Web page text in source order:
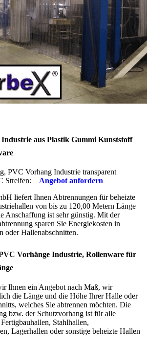
aus Plastik Gummi Kunststoff
PVC Vorhang Industrie transparent
Streifen:
Angebot anfordern
liefert Ihnen Abtrennungen für beheizte
von bis zu 120,00 Metern Länge
Anschaffung ist sehr günstig. Mit der
sparen Sie Energiekosten in
oder Hallenabschnitten.
Vorhänge Industrie, Rollenware für
Ihnen ein Angebot nach Maß, wir
die Länge und die Höhe Ihrer Halle oder
welches Sie abtrennen möchten. Die
bzw. der Schutzvorhang ist für alle
Stahlhallen,
Lagerhallen oder sonstige beheizte Hallen